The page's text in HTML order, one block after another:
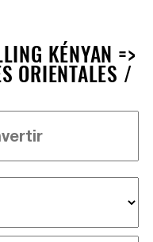
KÉNYAN =>
ORIENTALES /